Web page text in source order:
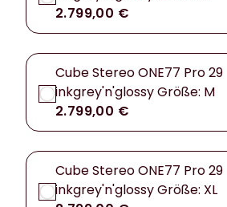
2.799,00 €
Cube Stereo ONE77 Pro 29
inkgrey'n'glossy Größe: M
2.799,00 €
Cube Stereo ONE77 Pro 29
inkgrey'n'glossy Größe: XL